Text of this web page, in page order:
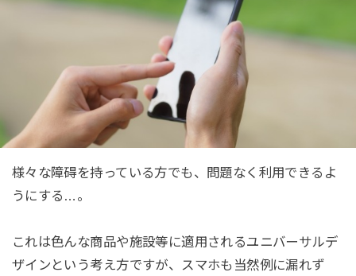
様々な障碍を持っている方でも、問題なく利用できるよ
うにする…。
これは色んな商品や施設等に適用されるユニバーサルデ
ザインという考え方ですが、スマホも当然例に漏れず